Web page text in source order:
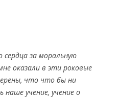
сердца за моральную
оказали в эти роковые
что что бы ни
наше учение, учение о